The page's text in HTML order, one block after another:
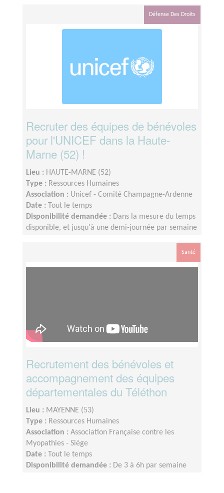
Défense Des Droits
Recruter des équipes de bénévoles
pour l'UNICEF dans la Haute-
Marne (52) !
Lieu : HAUTE-MARNE (52)
Type : Ressources Humaines
Association : Unicef - Comité Champagne-Ardenne
Date :
Tout le temps
Disponibilité demandée : Dans la mesure du temps
disponible, et jusqu'à une demi-journée par semaine
Santé
Recrutement des bénévoles et
accompagnement des équipes
départementales du Téléthon
Lieu : MAYENNE (53)
Type : Ressources Humaines
Association : Association Française contre les
Myopathies - Siège
Date :
Tout le temps
Disponibilité demandée : De 3 à 6h par semaine